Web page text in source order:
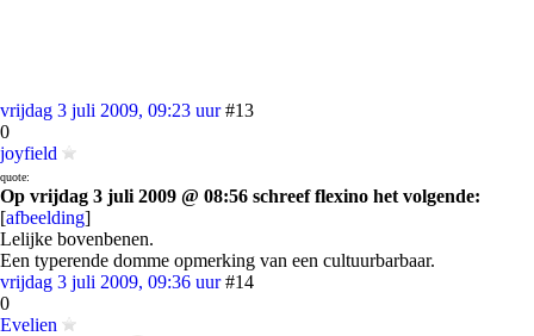
vrijdag 3 juli 2009, 09:23 uur #13
0
joyfield
quote:
Op vrijdag 3 juli 2009 @ 08:56 schreef flexino het volgende:
[afbeelding]
Lelijke bovenbenen.
Een typerende domme opmerking van een cultuurbarbaar.
vrijdag 3 juli 2009, 09:36 uur #14
0
Evelien